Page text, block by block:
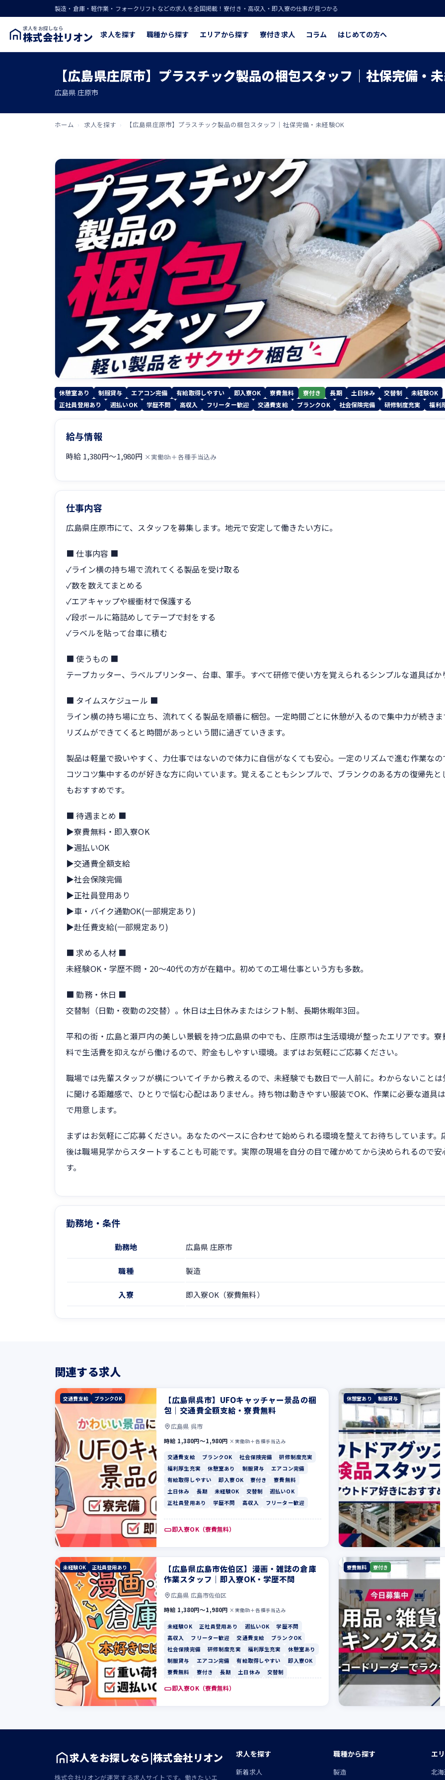
製造・倉庫・軽作業・フォークリフトなどの求人を全国掲載！寮付き・高収入・即入寮の仕事が見つかる
求人をお探しなら
株式会社リオン 求人を探す 職種から探す エリアから探す 寮付き求人 コラム はじめての方へ
【広島県庄原市】プラスチック製品の梱包スタッフ｜社保完備・
広島県 庄原市
ホーム › 求人を探す › 【広島県庄原市】プラスチック製品の梱包スタッフ｜社保完備・未経験OK
休憩室あり 制服貸与 エアコン完備 有給取得しやすい 即入寮OK 寮費無料 寮付き 長期 土日休み 交替制
未経験OK
正社員登用あり
週払いOK 学歴不問 高収入 フリーター歓迎 交通費支給 ブランクOK 社会保険完備 研修制度充実 福利
給与情報
時給 1,380円〜1,980円 ×実働8h＋各種手当込み
仕事内容
広島県庄原市にて、スタッフを募集します。地元で安定して働きたい方に。
■ 仕事内容 ■
✓ライン横の持ち場で流れてくる製品を受け取る
✓数を数えてまとめる
✓エアキャップや緩衝材で保護する
✓段ボールに箱詰めしてテープで封をする
✓ラベルを貼って台車に積む
■ 使うもの ■
テープカッター、ラベルプリンター、台車、軍手。すべて研修で使い方を覚えられるシンプルな道具ばか
■ タイムスケジュール ■
ライン横の持ち場に立ち、流れてくる製品を順番に梱包。一定時間ごとに休憩が入るので集中力が続きま
リズムができてくると時間があっという間に過ぎていきます。
製品は軽量で扱いやすく、力仕事ではないので体力に自信がなくても安心。一定のリズムで進む作業なの
コツコツ集中するのが好きな方に向いています。覚えることもシンプルで、ブランクのある方の復帰先と
もおすすめです。
■ 待遇まとめ ■
▶寮費無料・即入寮OK
▶週払いOK
▶交通費全額支給
▶社会保険完備
▶正社員登用あり
▶車・バイク通勤OK(一部規定あり)
▶赴任費支給(一部規定あり)
■ 求める人材 ■
未経験OK・学歴不問・20〜40代の方が在籍中。初めての工場仕事という方も多数。
■ 勤務・休日 ■
交替制（日勤・夜勤の2交替）。休日は土日休みまたはシフト制、長期休暇年3回。
平和の街・広島と瀬戸内の美しい景観を持つ広島県の中でも、庄原市は生活環境が整ったエリアです。寮
料で生活費を抑えながら働けるので、貯金もしやすい環境。まずはお気軽にご応募ください。
職場では先輩スタッフが横についてイチから教えるので、未経験でも数日で一人前に。わからないことは
に聞ける距離感で、ひとりで悩む心配はありません。持ち物は動きやすい服装でOK、作業に必要な道具
で用意します。
まずはお気軽にご応募ください。あなたのペースに合わせて始められる環境を整えてお待ちしています。
後は職場見学からスタートすることも可能です。実際の現場を自分の目で確かめてから決められるので安
す。
勤務地・条件
勤務地 広島県 庄原市
職種 製造
入寮 即入寮OK（寮費無料）
関連する求人
交通費支給 ブランクOK
【広島県呉市】UFOキャッチャー景品の梱
包｜交通費全額支給・寮費無料
広島県 呉市
時給 1,380円〜1,980円 ×実働8h＋各種手当込み
交通費支給 ブランクOK 社会保険完備
研修制度充実
福利厚生充実
休憩室あり 制服貸与
エアコン完備
有給取得しやすい
即入寮OK 寮付き
寮費無料
土日休み
長期 未経験OK 交替制
週払いOK
正社員登用あり
学歴不問 高収入 フリーター歓迎
即入寮OK（寮費無料）
休憩室あり 制服貸与
未経験OK 正社員登用あり
【広島県広島市佐伯区】漫画・雑誌の倉庫
作業スタッフ｜即入寮OK・学歴不問
広島県 広島市佐伯区
時給 1,380円〜1,980円 ×実働8h＋各種手当込み
未経験OK 正社員登用あり 週払いOK
学歴不問
高収入
フリーター歓迎 交通費支給
ブランクOK
社会保険完備
研修制度充実 福利厚生充実
休憩室あり
制服貸与
エアコン完備 有給取得しやすい
即入寮OK
寮費無料
寮付き 長期 土日休み 交替制
即入寮OK（寮費無料）
寮費無料 寮付き
求人をお探しなら|株式会社リオン
株式会社リオンが運営する求人サイトです。働きたいエ
求人を探す
新着求人
職種から探す
製造
エ
北